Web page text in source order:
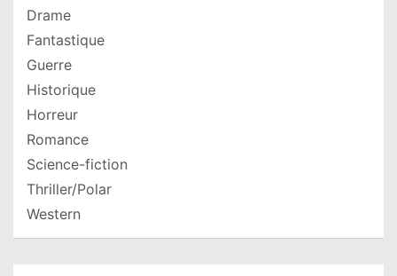
Drame
Fantastique
Guerre
Historique
Horreur
Romance
Science-fiction
Thriller/Polar
Western